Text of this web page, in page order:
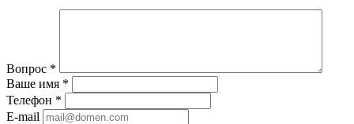
Вопрос *
Ваше имя *
Телефон *
E-mail